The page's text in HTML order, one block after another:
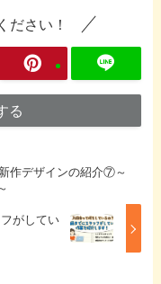
ださい！
る
作デザインの紹介⑦～
がしてい